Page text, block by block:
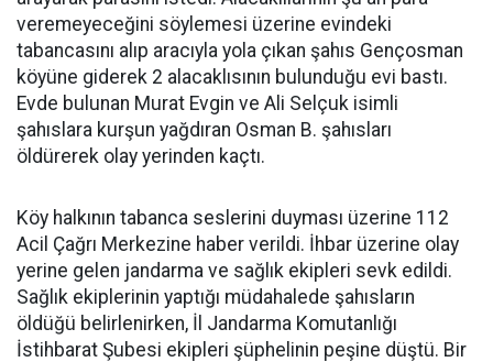
veremeyeceğini söylemesi üzerine evindeki
tabancasını alıp aracıyla yola çıkan şahıs Gençosman
köyüne giderek 2 alacaklısının bulunduğu evi bastı.
Evde bulunan Murat Evgin ve Ali Selçuk isimli
şahıslara kurşun yağdıran Osman B. şahısları
öldürerek olay yerinden kaçtı.
Köy halkının tabanca seslerini duyması üzerine 112
Acil Çağrı Merkezine haber verildi. İhbar üzerine olay
yerine gelen jandarma ve sağlık ekipleri sevk edildi.
Sağlık ekiplerinin yaptığı müdahalede şahısların
öldüğü belirlenirken, İl Jandarma Komutanlığı
İstihbarat Şubesi ekipleri şüphelinin peşine düştü. Bir